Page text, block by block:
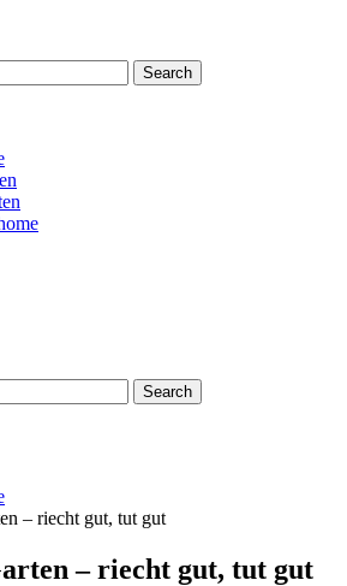
Search
Search
– riecht gut, tut gut
– riecht gut, tut gut